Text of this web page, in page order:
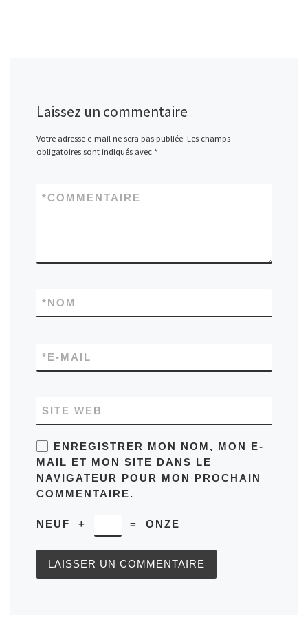
Laissez un commentaire
Votre adresse e-mail ne sera pas publiée. Les champs
obligatoires sont indiqués avec *
COMMENTAIRE
*
NOM
*
E-MAIL
*
SITE WEB
ENREGISTRER MON NOM, MON E-
MAIL ET MON SITE DANS LE
NAVIGATEUR POUR MON PROCHAIN
COMMENTAIRE.
NEUF + = ONZE